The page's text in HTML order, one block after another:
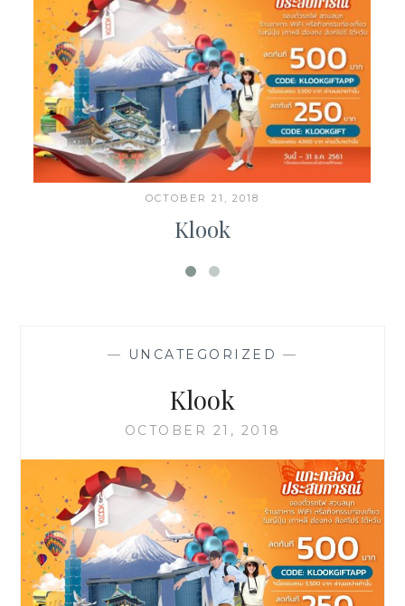
OCTOBER 21, 2018
Klook
— UNCATEGORIZED —
Klook
OCTOBER 21, 2018